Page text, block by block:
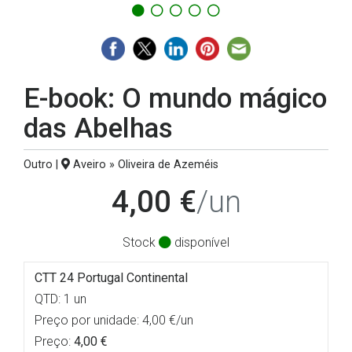
E-book: O mundo mágico
das Abelhas
Outro | Aveiro » Oliveira de Azeméis
4,00 €/un
Stock disponível
CTT 24 Portugal Continental
QTD: 1 un
Preço por unidade: 4,00 €/un
Preço: 4,00 €